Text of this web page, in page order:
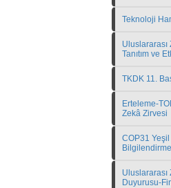
Teknoloji
Tanıtım ve
TKDK 11.
Erteleme-
Zekâ Zirvesi
COP31 Yeşil
Uluslararası
Duyurusu-